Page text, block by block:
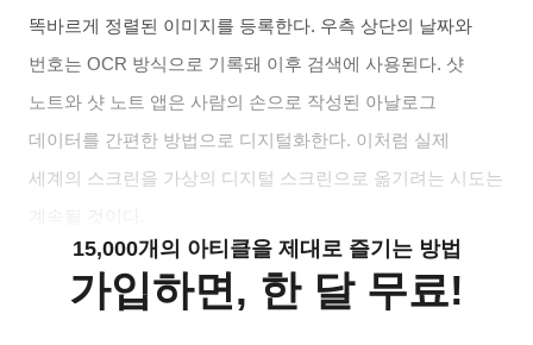
똑바르게 정렬된 이미지를 등록한다. 우측 상단의 날짜와
번호는 OCR 방식으로 기록돼 이후 검색에 사용된다. 샷
노트와 샷 노트 앱은 사람의 손으로 작성된 아날로그
데이터를 간편한 방법으로 디지털화한다. 이처럼 실제
세계의 스크린을 가상의 디지털 스크린으로 옮기려는 시도는
15,000개의 아티클을 제대로 즐기는 방법
가입하면, 한 달 무료!